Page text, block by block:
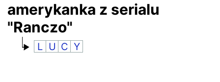
amerykanka z serialu
"Ranczo"
L U C Y